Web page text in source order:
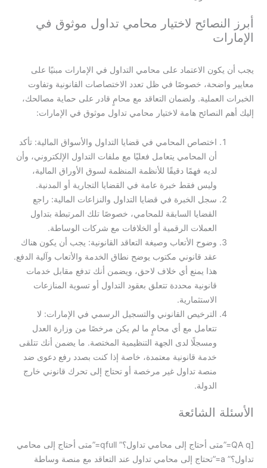
أبرز النصائح لاختيار محامي تداول موثوق في
الإمارات
يجب أن يكون الاعتماد على محامي التداول في الإمارات مبنيًا على
معايير واضحة، خصوصًا في ظل تعدد الاختصاصات القانونية وتفاوت
الخبرات العملية. ولضمان التعاقد مع محامٍ قادر على حماية مصالحك،
إليك أهم النصائح هامة لاختيار محامي تداول موثوق في الإمارات:
اختصاص المحامي في قضايا التداول والأسواق المالية: تأكد
أن المحامي يتعامل فعليًا مع ملفات التداول الإلكتروني، وأن
لديه فهمًا دقيقًا للأنظمة المنظمة لسوق الأوراق المالية،
وليس فقط خبرة عامة في القضايا التجارية أو المدنية.
سجل الخبرة في قضايا التداول والنزاعات المالية: راجع
القضايا السابقة للمحامي، خصوصًا تلك المرتبطة بتداول
العملات الرقمية أو الخلافات مع شركات الوساطة.
وضوح الأتعاب وصيغة التعاقد القانونية: يجب أن يكون هناك
عقد قانوني مكتوب يوضح نطاق الخدمة والأتعاب وآلية الدفع.
هذا يمنع أي خلاف لاحق، ويضمن أنك تدفع مقابل خدمات
قانونية محددة تتعلق بعقود التداول أو تسوية المنازعات
الاستثمارية.
الترخيص القانوني والتسجيل الرسمي في الإمارات: لا
تتعامل مع أي محامٍ ما لم يكن مرخصًا من وزارة العدل
ومسجلًا لدى الجهة التنظيمية المختصة. ما يضمن أنك تتلقى
خدمة قانونية معتمدة، خاصة إذا كنت بصدد رفع دعوى ضد
منصة تداول غير مرخصة أو تحتاج إلى تحرك قانوني خارج
الدولة.
الأسئلة الشائعة
[QA q=”متى أحتاج إلى محامي تداول؟” qfull=”متى أحتاج إلى محامي
تداول؟” a=”تحتاج إلى محامي تداول عند التعاقد مع منصة وساطة